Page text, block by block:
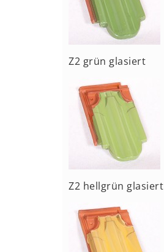
Z2 grün glasiert
Z2 hellgrün glasiert